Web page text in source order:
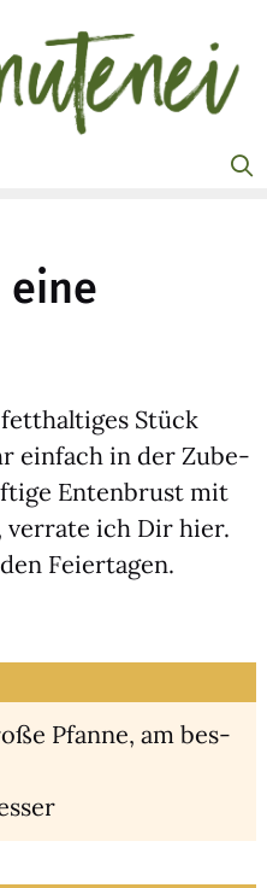
eine
Stück
ein­fach in der Zube­
Enten­brust mit
ich Dir hier.
Fei­er­ta­gen.
Pfan­ne, am bes­